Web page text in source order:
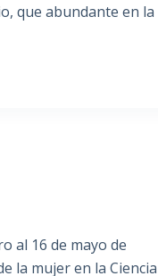
que abundante en la
al 16 de mayo de
la mujer en la Ciencia